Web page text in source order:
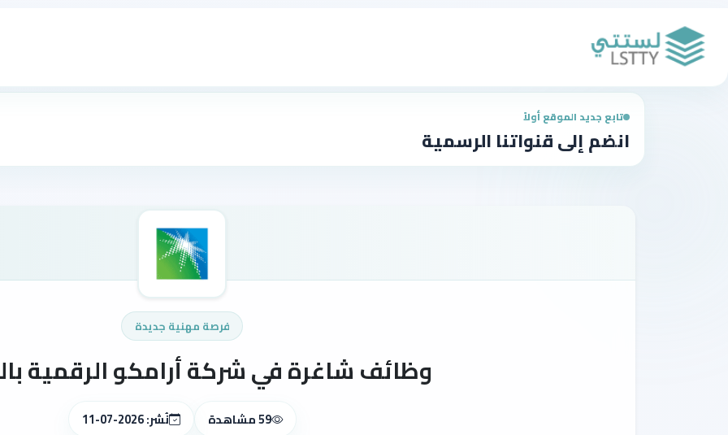
تابع جديد الموقع أولاً
انضم إلى قنواتنا الرسمية
فرصة مهنية جديدة
وظائف شاغرة في شركة أرامكو الرقمية
59 مشاهدة نُشر: 2026-07-11